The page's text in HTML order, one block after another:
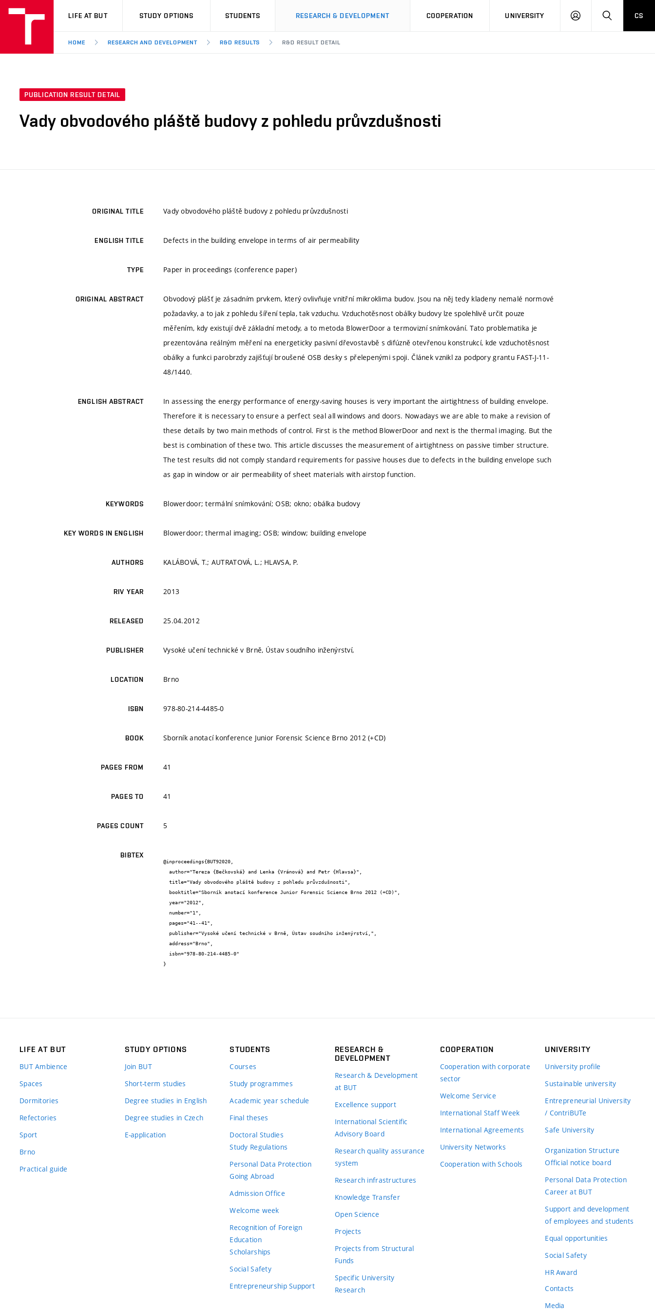
VUT
LIFE AT BUT STUDY OPTIONS STUDENTS RESEARCH & DEVELOPMENT COOPERATION UNIVERSITY
LOG
SEARCHCS
HOME RESEARCH AND DEVELOPMENT R&D RESULTS R&D RESULT DETAIL
PUBLICATION RESULT DETAIL
Vady obvodového pláště budovy z pohledu průvzdušnosti
ORIGINAL TITLE Vady obvodového pláště budovy z pohledu průvzdušnosti
ENGLISH TITLE Defects in the building envelope in terms of air permeability
TYPE Paper in proceedings (conference paper)
ORIGINAL ABSTRACT
Obvodový plášť je zásadním prvkem, který ovlivňuje vnitřní mikroklima budov. Jsou na něj tedy kladeny nemalé normové
požadavky, a to jak z pohledu šíření tepla, tak vzduchu. Vzduchotěsnost obálky budovy lze spolehlivě určit pouze
měřením, kdy existují dvě základní metody, a to metoda BlowerDoor a termovizní snímkování. Tato problematika je
prezentována reálným měření na energeticky pasivní dřevostavbě s difúzně otevřenou konstrukcí, kde vzduchotěsnost
obálky a funkci parobrzdy zajišťují broušené OSB desky s přelepenými spoji. Článek vznikl za podpory grantu FAST-J-11-
48/1440.
ENGLISH ABSTRACT
In assessing the energy performance of energy-saving houses is very important the airtightness of building envelope.
Therefore it is necessary to ensure a perfect seal all windows and doors. Nowadays we are able to make a revision of
these details by two main methods of control. First is the method BlowerDoor and next is the thermal imaging. But the
best is combination of these two. This article discusses the measurement of airtightness on passive timber structure.
The test results did not comply standard requirements for passive houses due to defects in the building envelope such
as gap in window or air permeability of sheet materials with airstop function.
KEYWORDS Blowerdoor; termální snímkování; OSB; okno; obálka budovy
KEY WORDS IN ENGLISH Blowerdoor; thermal imaging; OSB; window; building envelope
AUTHORS KALÁBOVÁ, T.; AUTRATOVÁ, L.; HLAVSA, P.
RIV YEAR 2013
RELEASED 25.04.2012
PUBLISHER Vysoké učení technické v Brně, Ústav soudního inženýrství,
LOCATION Brno
ISBN 978-80-214-4485-0
BOOK Sborník anotací konference Junior Forensic Science Brno 2012 (+CD)
PAGES FROM 41
PAGES TO 41
PAGES COUNT 5
BIBTEX
@inproceedings{BUT92020,
}
LIFE AT BUT
BUT Ambience
Spaces
Dormitories
Refectories
Sport
Brno
Practical guide
STUDY OPTIONS
Join BUT
Short-term studies
Degree studies in English
Degree studies in Czech
E-application
STUDENTS
Courses
Study programmes
Academic year schedule
Final theses
Doctoral Studies
Study Regulations
Personal Data Protection
Going Abroad
Admission Office
Welcome week
Recognition of Foreign
Education
Scholarships
Social Safety
Entrepreneurship Support
RESEARCH &
DEVELOPMENT
Research & Development
at BUT
Excellence support
International Scientific
Advisory Board
Research quality assurance
system
Research infrastructures
Knowledge Transfer
Open Science
Projects
Projects from Structural
Funds
Specific University
Research
COOPERATION
Cooperation with corporate
sector
Welcome Service
International Staff Week
International Agreements
University Networks
Cooperation with Schools
UNIVERSITY
University profile
Sustainable university
Entrepreneurial University
/ ContriBUTe
Safe University
Organization Structure
Official notice board
Personal Data Protection
Career at BUT
Support and development
of employees and students
Equal opportunities
Social Safety
HR Award
Contacts
Media